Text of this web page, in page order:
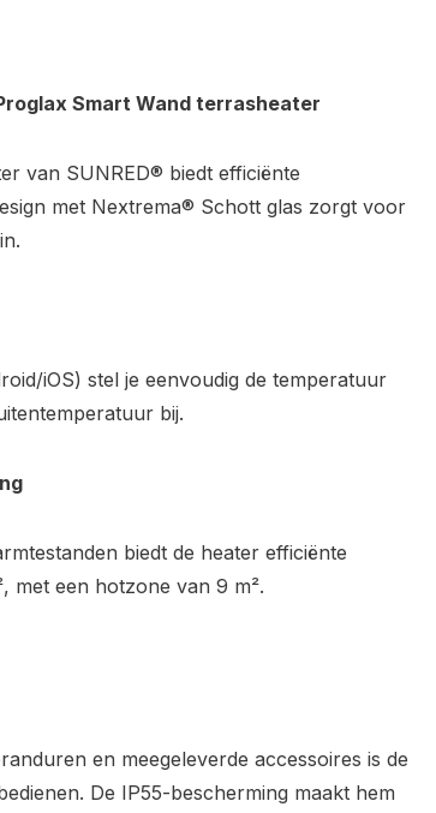
Smart Wand terrasheater
van SUNRED® biedt efficiënte
met Nextrema® Schott glas zorgt voor
iOS) stel je eenvoudig de temperatuur
bij.
biedt de heater efficiënte
met een hotzone van 9 m².
en meegeleverde accessoires is de
De IP55-bescherming maakt hem